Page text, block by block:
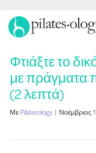
Φτιάξτε το
με πράγματα
(2 λεπτά)
Με Pilatesology | Νοέμβριος